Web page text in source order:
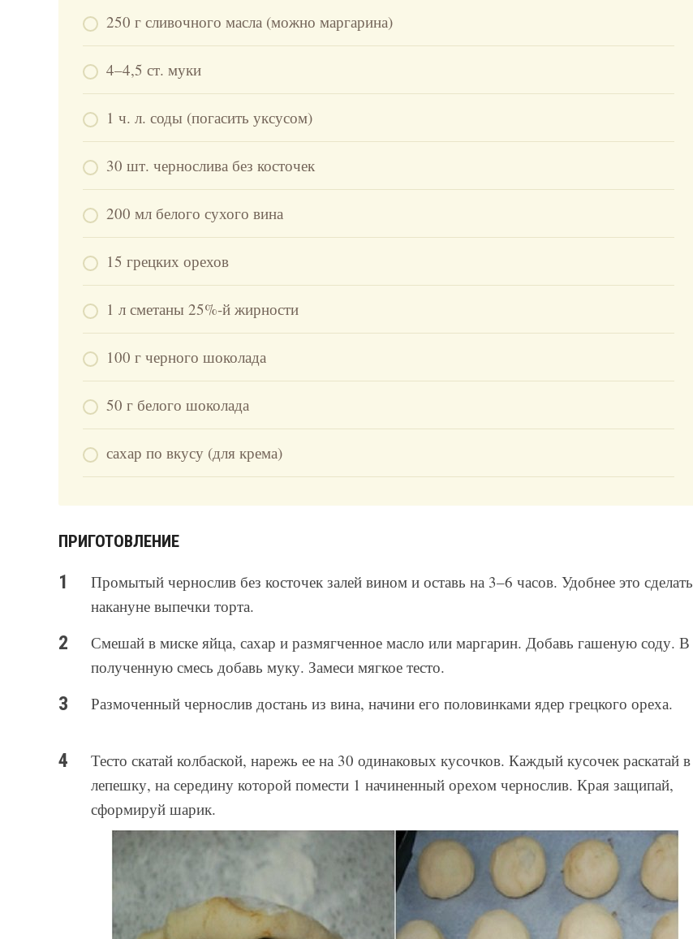
250 г сливочного масла (можно маргарина)
4–4,5 ст. муки
1 ч. л. соды (погасить уксусом)
30 шт. чернослива без косточек
200 мл белого сухого вина
15 грецких орехов
1 л сметаны 25%-й жирности
100 г черного шоколада
50 г белого шоколада
сахар по вкусу (для крема)
ПРИГОТОВЛЕНИЕ
Промытый чернослив без косточек залей вином и оставь на 3–6 часов. Удобнее это сделать
накануне выпечки торта.
Смешай в миске яйца, сахар и размягченное масло или маргарин. Добавь гашеную соду. В
полученную смесь добавь муку. Замеси мягкое тесто.
Размоченный чернослив достань из вина, начини его половинками ядер грецкого ореха.
Тесто скатай колбаской, нарежь ее на 30 одинаковых кусочков. Каждый кусочек раскатай в
лепешку, на середину которой помести 1 начиненный орехом чернослив. Края защипай,
сформируй шарик.